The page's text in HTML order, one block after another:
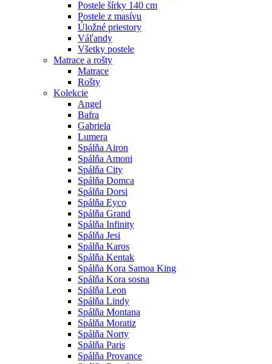
Postele šírky 140 cm
Postele z masívu
Úložné priestory
Váľandy
Všetky postele
Matrace a rošty
Matrace
Rošty
Kolekcie
Angel
Bafra
Gabriela
Lumera
Spálňa Airon
Spálňa Amoni
Spálňa City
Spálňa Domca
Spálňa Dorsi
Spálňa Eyco
Spálňa Grand
Spálňa Infinity
Spálňa Jesi
Spálňa Karos
Spálňa Kentak
Spálňa Kora Samoa King
Spálňa Kora sosna
Spálňa Leon
Spálňa Lindy
Spálňa Montana
Spálňa Moratiz
Spálňa Norty
Spálňa Paris
Spálňa Provance